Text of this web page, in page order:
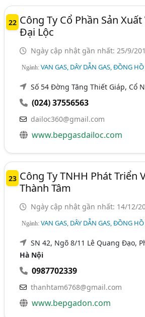
22 Công Ty Cổ Phần Sản
Đại Lộc
Ngày cập nhật gần nhất: 25/9/
Ngành:VAN GAS, DÂY DẪN GAS, ĐỒNG HỒ
Số 54 Đờng Tăng Thiết Giáp, Cổ
(024) 37556563
dailoc360@gmail.com
www.bepgasdailoc.com
23 Công Ty TNHH Phát Triển
Thành Tâm
Ngày cập nhật gần nhất: 14/12/
Ngành:VAN GAS, DÂY DẪN GAS, ĐỒNG HỒ
SN 42, Ngõ 8/11 Lê Quang Đạo,
Hà Nội
0987702339
thanhtam6768@gmail.com
www.bepgadon.com